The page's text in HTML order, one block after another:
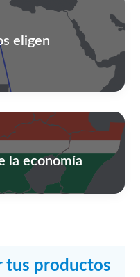
eligen
la economía
tus productos